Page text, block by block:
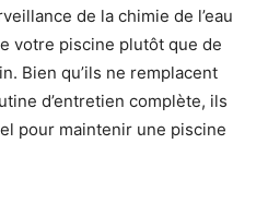
de la chimie de l’eau
votre piscine plutôt que de
Bien qu’ils ne remplacent
d’entretien complète, ils
pour maintenir une piscine